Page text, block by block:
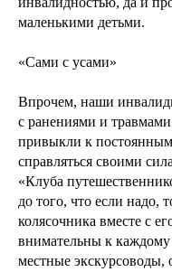
маленькими детьми.
«Сами с усами»
Впрочем, наши
с ранениями и
привыкли к постоянным
справляться своими
«Клуба
до того, что если надо,
колясочника вместе с
внимательны к каждому
местные экскурсоводы,